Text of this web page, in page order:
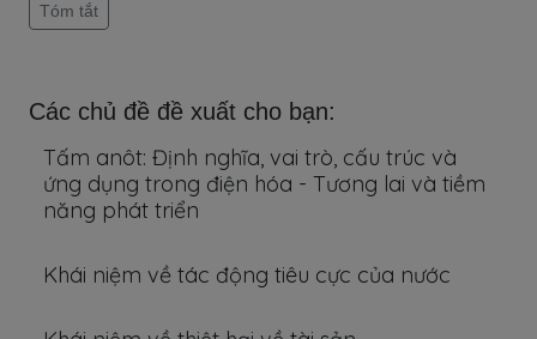
Tóm tắt
Các chủ đề đề xuất cho bạn:
Tấm anôt: Định nghĩa, vai trò, cấu trúc và
ứng dụng trong điện hóa - Tương lai và tiềm
năng phát triển
Khái niệm về tác động tiêu cực của nước